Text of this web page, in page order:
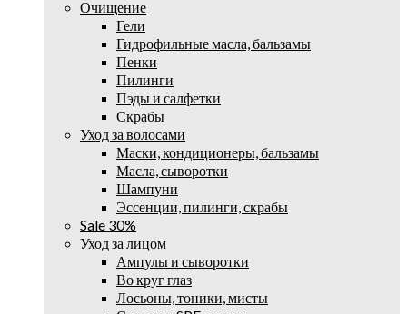
Очищение
Гели
Гидрофильные масла, бальзамы
Пенки
Пилинги
Пэды и салфетки
Скрабы
Уход за волосами
Маски, кондиционеры, бальзамы
Масла, сыворотки
Шампуни
Эссенции, пилинги, скрабы
Sale 30%
Уход за лицом
Ампулы и сыворотки
Во круг глаз
Лосьоны, тоники, мисты